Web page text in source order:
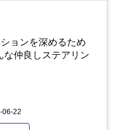
ョンを深めるため
な仲良しステアリン
06-22